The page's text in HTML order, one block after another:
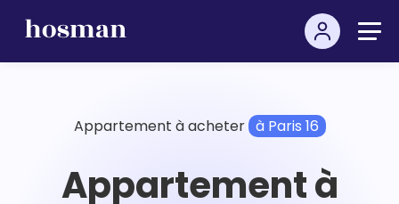
Appartement à acheter à Paris 16
Appartement à